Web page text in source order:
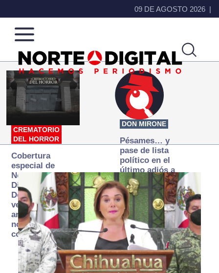
09 DE AGOSTO 2026
Norte
de
Ciudad
Más
que
noticias,
hacemos periodismo
CREMATORIO
DEL HORROR
Cobertura
especial de
Norte
Digital:
Donde la
verdad
arde… pero
no se
consume
DON MIRONE
Pésames… y
pase de lista
político en el
último adiós a
Papá Grande